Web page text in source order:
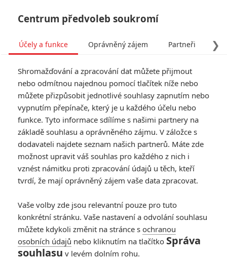
Tag: Expend4bles:
Postr4datelní
ČLÁNKY FILMY(0) OSOBY(0) VIDEA (0)
Zlaté maliny 2024:
filmy roku rozdány,
Stallone je
rekordmanem
Anarvin | 10.03.2024 06:11
Centrum předvoleb soukromí
❯
Účely a funkce Oprávněný zájem Partneři
Shromažďování a zpracování dat můžete přijmout
nebo odmítnou najednou pomocí tlačítek níže nebo
můžete přizpůsobit jednotlivé souhlasy zapnutím nebo
vypnutím přepínače, který je u každého účelu nebo
funkce. Tyto informace sdílíme s našimi partnery na
základě souhlasu a oprávněného zájmu. V záložce s
dodavateli najdete seznam našich partnerů. Máte zde
možnost upravit váš souhlas pro každého z nich i
vznést námitku proti zpracování údajů u těch, kteří
tvrdí, že mají oprávněný zájem vaše data zpracovat.
Vaše volby zde jsou relevantní pouze pro tuto
konkrétní stránku. Vaše nastavení a odvolání souhlasu
můžete kdykoli změnit na stránce s ochranou
osobních údajů nebo kliknutím na tlačítko Správa
souhlasu v levém dolním rohu.